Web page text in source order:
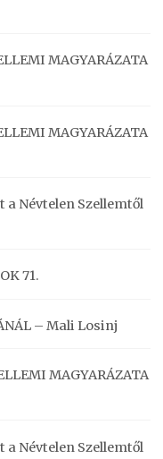
MAGYARÁZATA
MAGYARÁZATA
a Névtelen Szellemtől
71.
– Mali Losinj
MAGYARÁZATA
a Névtelen Szellemtől